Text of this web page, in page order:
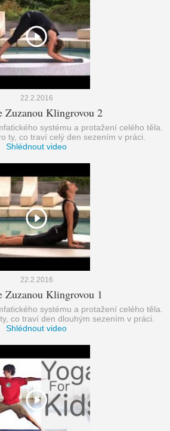
22.2.2016
Zuzanou Klingrovou 2
systému a protažení celého těla.
ty, co traví celý den sezením v práci.
Shlédnout video
22.2.2016
Zuzanou Klingrovou 1
systému a protažení celého těla.
co traví den dlouhým sezením v práci.
Shlédnout video